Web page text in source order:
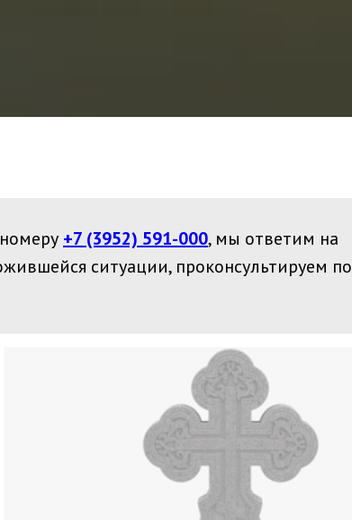
+7 (3952) 591-000, мы ответим на
ситуации, проконсультируем по